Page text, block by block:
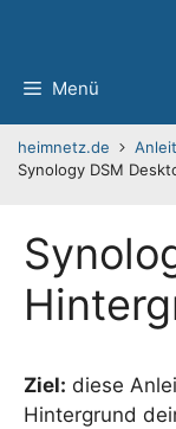
Menü
heimnetz.de
Synology DSM
Ziel: diese
Hintergrund